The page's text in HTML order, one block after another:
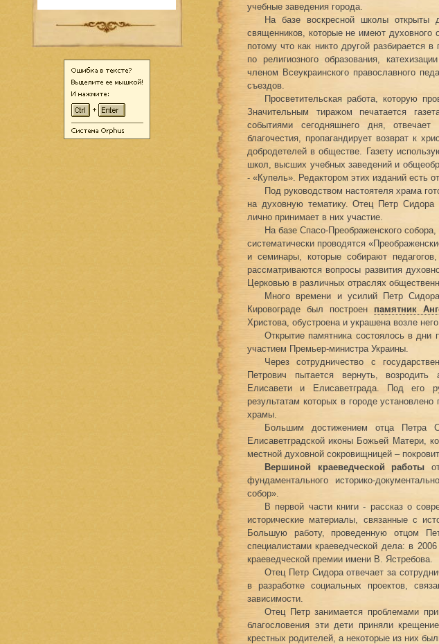
учебные заведения города.
На базе воскресной школы открыты
священников, которые не имеют духовного
потому что как никто другой разбирается
по религиозного образования,
членом Всеукраинского православного
съездов.
Просветительская работа, которую
Значительным тиражом печатается
событиями сегодняшнего дня,
благочестия, пропагандирует возврат к
добродетелей в обществе. Газету
школ, высших учебных заведений и
- «Купель». Редактором этих изданий есть
Под руководством настоятеля храма
на духовную тематику. Отец Петр Сидора
лично принимает в них участие.
На базе Спасо-Преображенского
систематически проводятся
и семинары, которые собирают
рассматриваются вопросы развития
Церковью в различных отраслях
Много времени и усилий Петр
Кировограде был построен памятник
Христова, обустроена и украшена возле
Открытие памятника состоялось в дни
участием Премьер-министра Украины.
Через сотрудничество с
Петрович пытается вернуть, возродить
Елисавети и Елисаветграда. Под его
результатам которых в городе
храмы.
Большим достижением отца Петра
Елисаветградской иконы Божьей Матери,
местной духовной сокровищницей –
Вершиной краеведческой работы
фундаментального историко-
собор».
В первой части книги - рассказ о
исторические материалы, связанные с
Большую работу, проведенную отцом
специалистами краеведческой дела: в
краеведческой премии имени В. Ястребова.
Отец Петр Сидора отвечает за
в разработке социальных проектов,
зависимости.
Отец Петр занимается проблемами
благословения эти дети приняли
крестных родителей, а некоторые из них